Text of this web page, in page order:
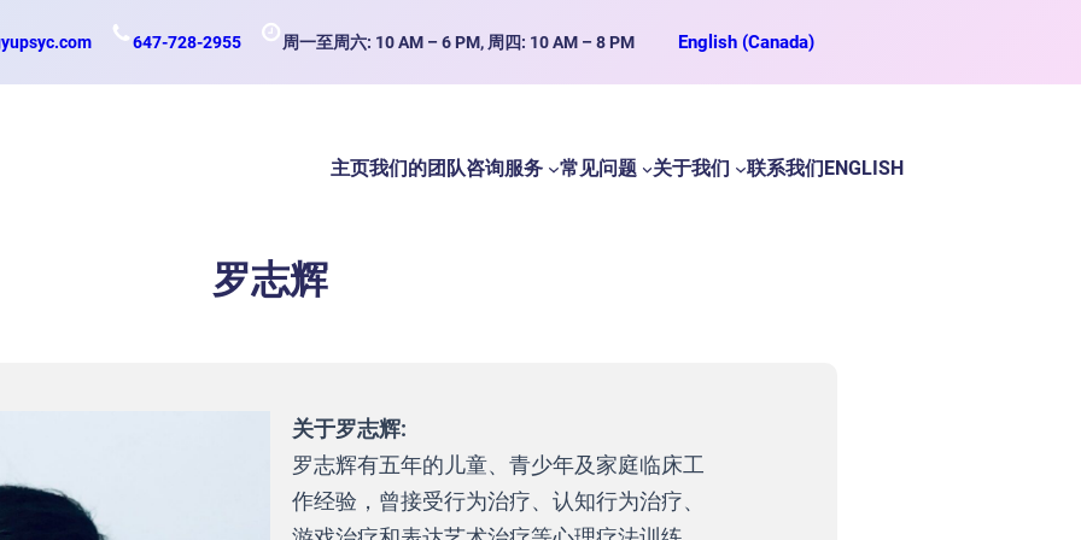
647-728-2955 周一至周六: 10 AM – 6 PM, 周四: 10 AM – 8 PM English (Canada)
主页我们的团队咨询服务 常见问题 关于我们 联系我们ENGLISH
罗志辉
关于罗志辉:
罗志辉有五年的儿童、青少年及家庭临床工
作经验，曾接受行为治疗、认知行为治疗、